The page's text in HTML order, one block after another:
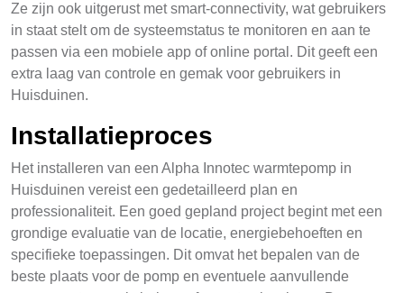
Ze zijn ook uitgerust met smart-connectivity, wat gebruikers
in staat stelt om de systeemstatus te monitoren en aan te
passen via een mobiele app of online portal. Dit geeft een
extra laag van controle en gemak voor gebruikers in
Huisduinen.
Installatieproces
Het installeren van een Alpha Innotec warmtepomp in
Huisduinen vereist een gedetailleerd plan en
professionaliteit. Een goed gepland project begint met een
grondige evaluatie van de locatie, energiebehoeften en
specifieke toepassingen. Dit omvat het bepalen van de
beste plaats voor de pomp en eventuele aanvullende